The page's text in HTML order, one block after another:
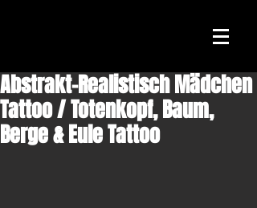
Abstrakt-Realistisch Mädchen
Tattoo / Totenkopf, Baum,
Berge & Eule Tattoo